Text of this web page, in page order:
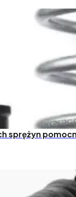
sprężyn